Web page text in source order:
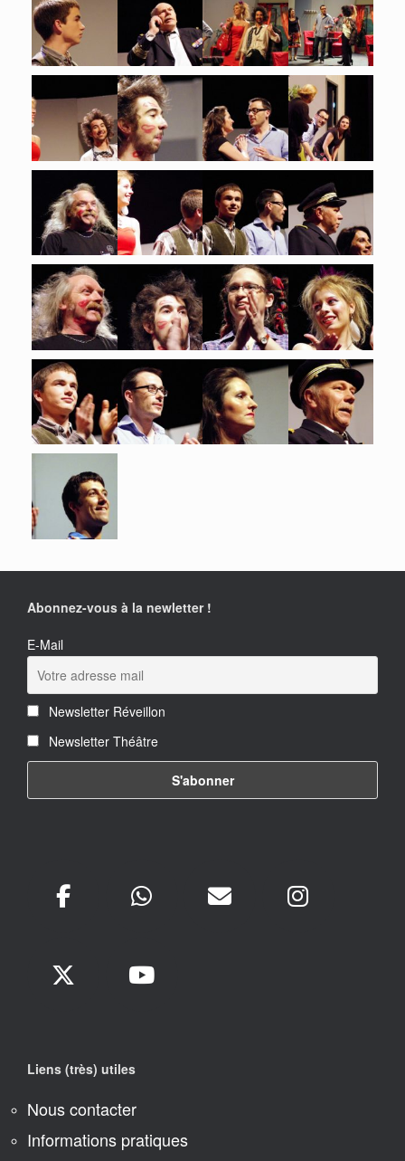
Abonnez-vous à la newletter !
E-Mail
Newsletter Réveillon
Newsletter Théâtre
Liens (très) utiles
Nous contacter
Informations pratiques